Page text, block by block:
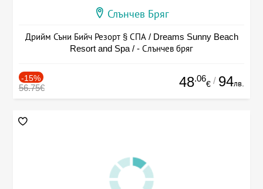
Слънчев Бряг
Дрийм Съни Бийч Резорт § СПА / Dreams Sunny Beach
Resort and Spa / - Слънчев бряг
-15%
56.75€ 48.06
€ / 94лв.